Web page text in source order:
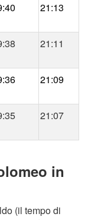
21:13
21:11
21:09
21:07
in
(il tempo di